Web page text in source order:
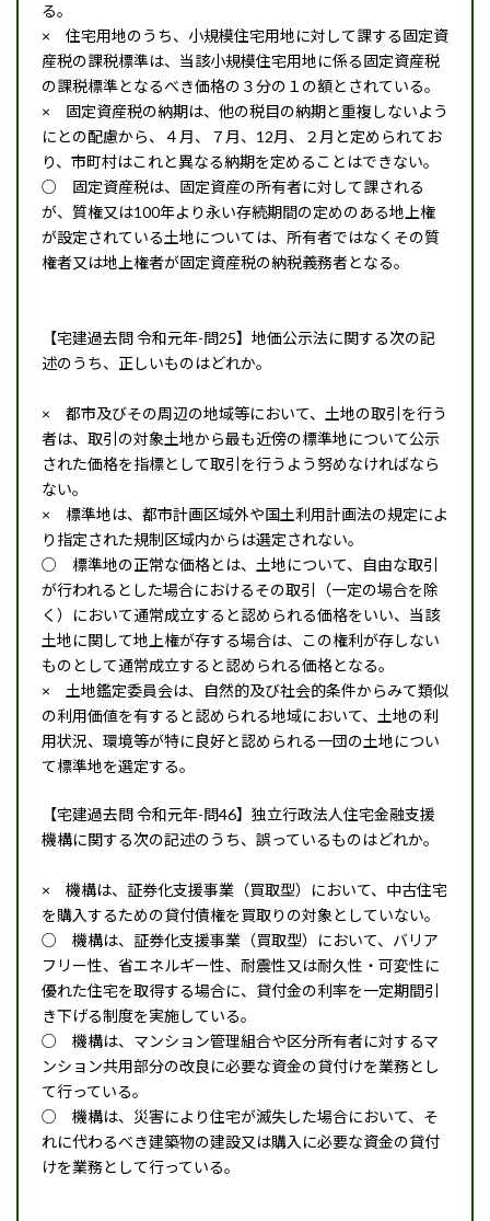
る。
× 住宅用地のうち、小規模住宅用地に対して課する固定資
産税の課税標準は、当該小規模住宅用地に係る固定資産税
の課税標準となるべき価格の３分の１の額とされている。
× 固定資産税の納期は、他の税目の納期と重複しないよう
にとの配慮から、４月、７月、12月、２月と定められてお
り、市町村はこれと異なる納期を定めることはできない。
○ 固定資産税は、固定資産の所有者に対して課される
が、質権又は100年より永い存続期間の定めのある地上権
が設定されている土地については、所有者ではなくその質
権者又は地上権者が固定資産税の納税義務者となる。
【宅建過去問 令和元年-問25】地価公示法に関する次の記
述のうち、正しいものはどれか。
× 都市及びその周辺の地域等において、土地の取引を行う
者は、取引の対象土地から最も近傍の標準地について公示
された価格を指標として取引を行うよう努めなければなら
ない。
× 標準地は、都市計画区域外や国土利用計画法の規定によ
り指定された規制区域内からは選定されない。
○ 標準地の正常な価格とは、土地について、自由な取引
が行われるとした場合におけるその取引（一定の場合を除
く）において通常成立すると認められる価格をいい、当該
土地に関して地上権が存する場合は、この権利が存しない
ものとして通常成立すると認められる価格となる。
× 土地鑑定委員会は、自然的及び社会的条件からみて類似
の利用価値を有すると認められる地域において、土地の利
用状況、環境等が特に良好と認められる一団の土地につい
て標準地を選定する。
【宅建過去問 令和元年-問46】独立行政法人住宅金融支援
機構に関する次の記述のうち、誤っているものはどれか。
× 機構は、証券化支援事業（買取型）において、中古住宅
を購入するための貸付債権を買取りの対象としていない。
○ 機構は、証券化支援事業（買取型）において、バリア
フリー性、省エネルギー性、耐震性又は耐久性・可変性に
優れた住宅を取得する場合に、貸付金の利率を一定期間引
き下げる制度を実施している。
○ 機構は、マンション管理組合や区分所有者に対するマ
ンション共用部分の改良に必要な資金の貸付けを業務とし
て行っている。
○ 機構は、災害により住宅が滅失した場合において、そ
れに代わるべき建築物の建設又は購入に必要な資金の貸付
けを業務として行っている。